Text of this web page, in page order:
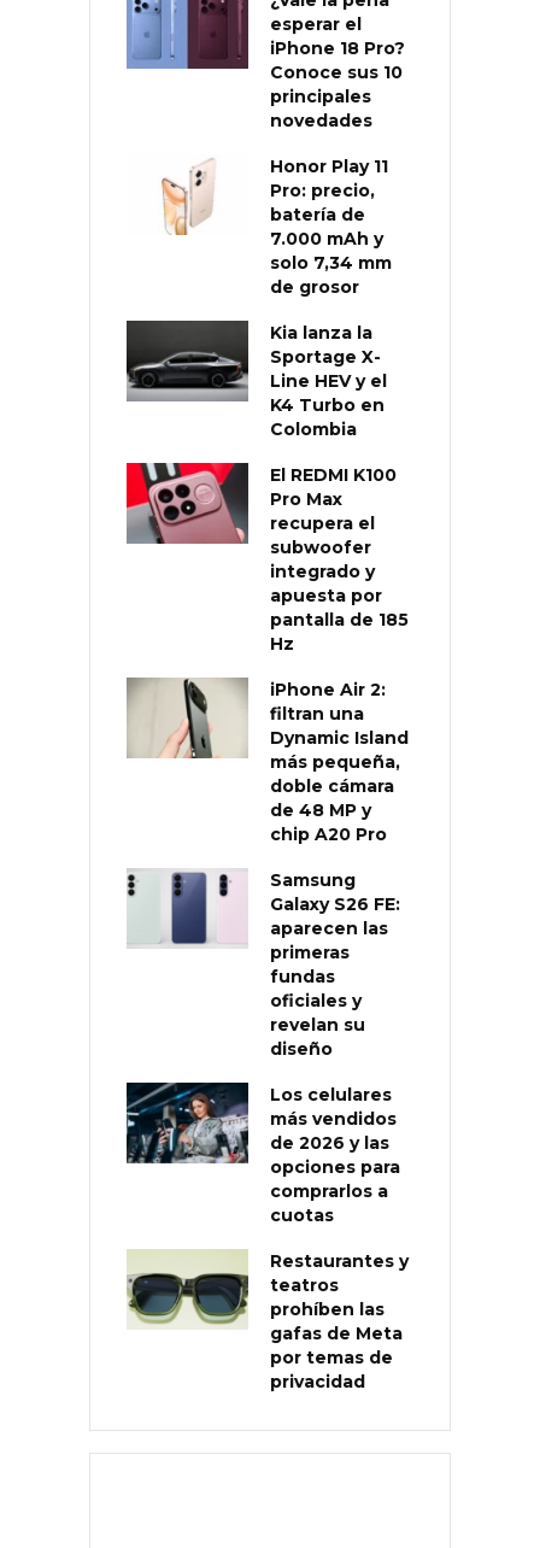
esperar el
iPhone 18 Pro?
Conoce sus 10
principales
novedades
Honor Play 11
Pro: precio,
batería de
7.000 mAh y
solo 7,34 mm
de grosor
Kia lanza la
Sportage X-
Line HEV y el
K4 Turbo en
Colombia
El REDMI K100
Pro Max
recupera el
subwoofer
integrado y
apuesta por
pantalla de 185
Hz
iPhone Air 2:
filtran una
Dynamic Island
más pequeña,
doble cámara
de 48 MP y
chip A20 Pro
Samsung
Galaxy S26 FE:
aparecen las
primeras
fundas
oficiales y
revelan su
diseño
Los celulares
más vendidos
de 2026 y las
opciones para
comprarlos a
cuotas
Restaurantes y
teatros
prohíben las
gafas de Meta
por temas de
privacidad